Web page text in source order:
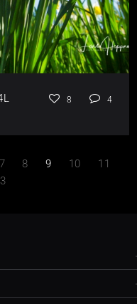
8 4
7 8 9 10
11